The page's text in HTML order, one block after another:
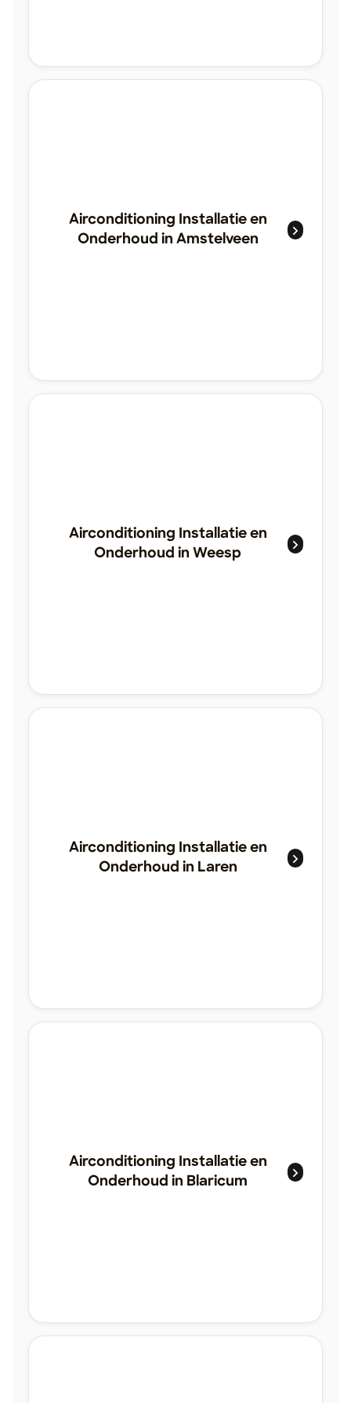
Airconditioning Installatie en
Onderhoud in Amstelveen
Airconditioning Installatie en
Onderhoud in Weesp
Airconditioning Installatie en
Onderhoud in Laren
Airconditioning Installatie en
Onderhoud in Blaricum